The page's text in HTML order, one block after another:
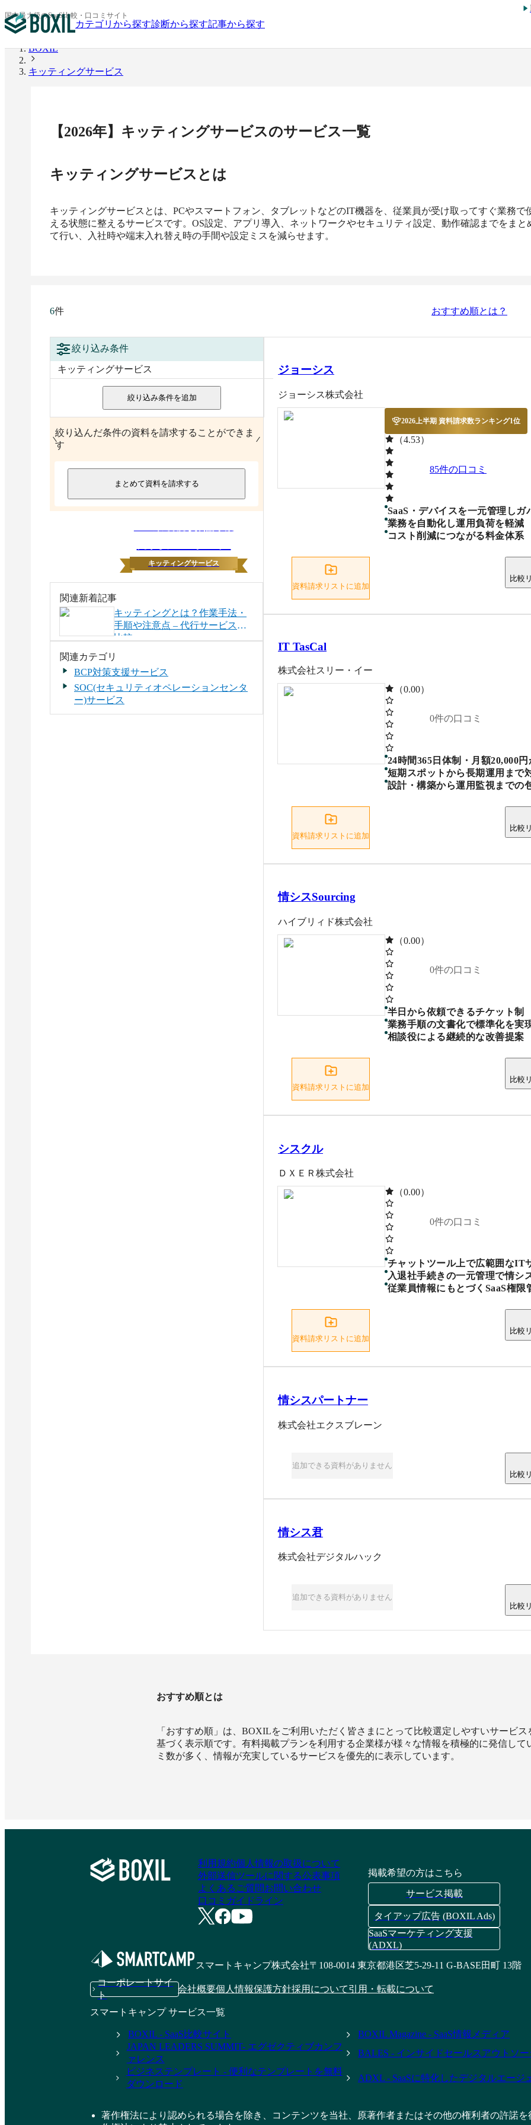
国内最大級のSaaS比較・口コミサイト
カテゴリから探す診断から探す記事から探す
BOXIL
キッティングサービス
【2026年】 キッティングサービスのサービス一覧
キッティングサービス とは
キッティングサービスとは、PCやスマートフォン、タブレットなどのIT機器を、従業員が受け取ってすぐ業務で
える状態に整えるサービスです。OS設定、アプリ導入、ネットワークやセキュリティ設定、動作確認までをまと
て行い、入社時や端末入れ替え時の手間や設定ミスを減らせます。
6件 おすすめ順とは？
絞り込み条件
キッティングサービス
絞り込み条件を追加
絞り込んだ条件の資料を請求することができま
す
まとめて資料を請求する
キッティングサービス
関連新着記事
キッティングとは？作業手法・
手順や注意点 – 代行サービスの
比較
関連カテゴリ
BCP対策支援サービス
SOC(セキュリティオペレーションセンタ
ー)サービス
ジョーシス
ジョーシス株式会社
2026上半期 資料請求数ランキング1位
（4.53）
85件の口コミ
SaaS・デバイスを一元管理しガ
業務を自動化し運用負荷を軽減
コスト削減につながる料金体系
資料請求リストに追加
比較
IT TasCal
株式会社スリー・イー
（0.00）
0件の口コミ
24時間365日体制・月額20,000
短期スポットから長期運用まで
設計・構築から運用監視までの
資料請求リストに追加
比較
情シスSourcing
ハイブリィド株式会社
（0.00）
0件の口コミ
半日から依頼できるチケット制
業務手順の文書化で標準化を実
相談役による継続的な改善提案
資料請求リストに追加
比較
シスクル
ＤＸＥＲ株式会社
（0.00）
0件の口コミ
チャットツール上で広範囲なIT
入退社手続きの一元管理で情シ
従業員情報にもとづくSaaS権限
資料請求リストに追加
比較
情シスパートナー
株式会社エクスブレーン
追加できる資料がありません
比較
情シス君
株式会社デジタルハック
追加できる資料がありません
比較
おすすめ順とは
「おすすめ順」は、BOXILをご利用いただく皆さまにとって比較選定しやすいサービ
基づく表示順です。有料掲載プランを利用する企業様が様々な情報を積極的に発信して
ミ数が多く、情報が充実しているサービスを優先的に表示しています。
利用規約個人情報の取扱について
外部送信ツールに関する公表事項
よくあるご質問お問い合わせ
口コミガイドライン
掲載希望の方はこちら
サービス掲載
タイアップ広告 (BOXIL Ads)
SaaSマーケティング支援
(ADXL)
スマートキャンプ株式会社〒108-0014 東京都港区芝5-29-11 G-BASE田町 13階
コーポレートサイ
ト
会社概要個人情報保護方針採用について引用・転載について
スマートキャンプ サービス一覧
BOXIL - SaaS比較サイト BOXIL Magazine - SaaS情報メディア
JAPAN LEADERS SUMMIT- エグゼクティブカンフ
ァレンス
BALES - インサイドセールスアウトソ
ビジネステンプレート - 便利なテンプレートを無料
ダウンロード
ADXL - SaaSに特化したデジタルエージ
著作権法により認められる場合を除き、コンテンツを当社、原著作者またはその他の権利者の許諾